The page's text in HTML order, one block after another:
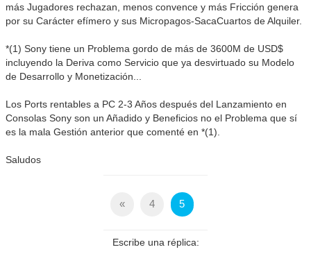
más Jugadores rechazan, menos convence y más Fricción genera
por su Carácter efímero y sus Micropagos-SacaCuartos de Alquiler.
*(1) Sony tiene un Problema gordo de más de 3600M de USD$
incluyendo la Deriva como Servicio que ya desvirtuado su Modelo
de Desarrollo y Monetización...
Los Ports rentables a PC 2-3 Años después del Lanzamiento en
Consolas Sony son un Añadido y Beneficios no el Problema que sí
es la mala Gestión anterior que comenté en *(1).
Saludos
« 4 5
Escribe una réplica: